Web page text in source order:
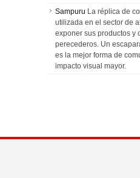
Sampuru La réplica de
utilizada en el sector de
exponer sus productos y
perecederos. Un
es la mejor forma de
impacto visual mayor.